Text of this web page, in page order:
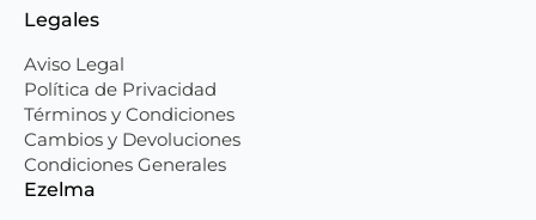
Legales
Aviso Legal
Política de Privacidad
Términos y Condiciones
Cambios y Devoluciones
Condiciones Generales
Ezelma